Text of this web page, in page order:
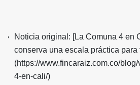
Noticia original: [La Comuna 4 en
conserva una escala práctica para
(https://www.fincaraiz.com.co/
4-en-cali/)